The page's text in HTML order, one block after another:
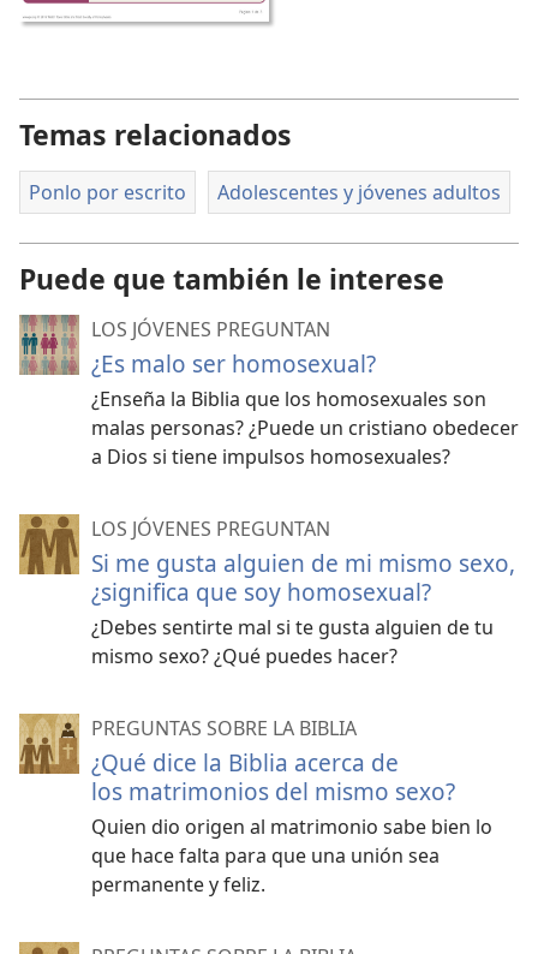
Temas relacionados
Ponlo por escrito Adolescentes y jóvenes adultos
Puede que también le interese
LOS JÓVENES PREGUNTAN
¿Es malo ser homosexual?
¿Enseña la Biblia que los homosexuales son
malas personas? ¿Puede un cristiano obedecer
a Dios si tiene impulsos homosexuales?
LOS JÓVENES PREGUNTAN
Si me gusta alguien de mi mismo sexo,
¿significa que soy homosexual?
¿Debes sentirte mal si te gusta alguien de tu
mismo sexo? ¿Qué puedes hacer?
PREGUNTAS SOBRE LA BIBLIA
¿Qué dice la Biblia acerca de
los matrimonios del mismo sexo?
Quien dio origen al matrimonio sabe bien lo
que hace falta para que una unión sea
permanente y feliz.